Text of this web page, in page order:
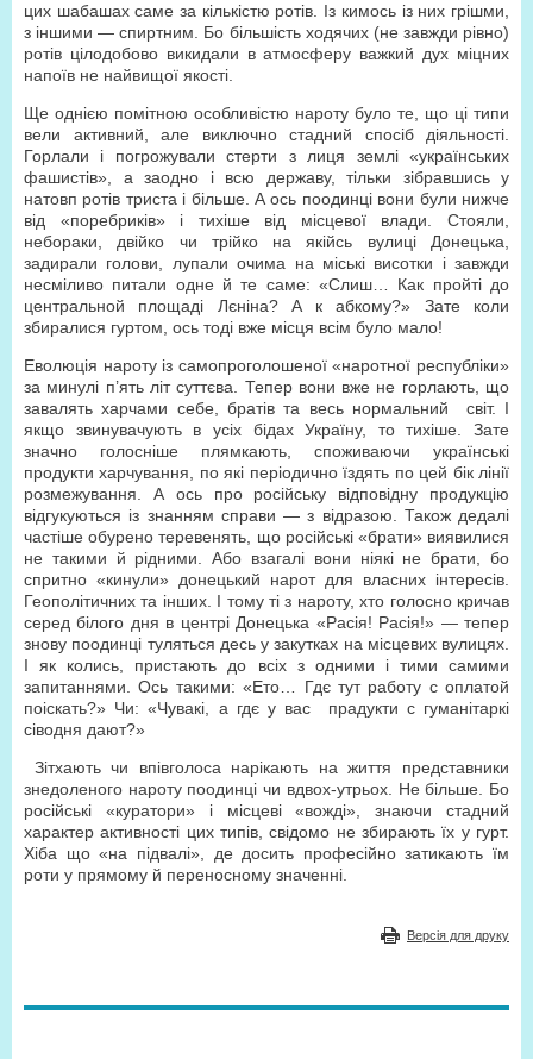
цих шабашах саме за кількістю ротів. Із кимось із них грішми,
з іншими — спиртним. Бо більшість ходячих (не завжди рівно)
ротів цілодобово викидали в атмосферу важкий дух міцних
напоїв не найвищої якості.
Ще однією помітною особливістю нароту було те, що ці типи
вели активний, але виключно стадний спосіб діяльності.
Горлали і погрожували стерти з лиця землі «українських
фашистів», а заодно і всю державу, тільки зібравшись у
натовп ротів триста і більше. А ось поодинці вони були нижче
від «поребриків» і тихіше від місцевої влади. Стояли,
небораки, двійко чи трійко на якійсь вулиці Донецька,
задирали голови, лупали очима на міські висотки і завжди
несміливо питали одне й те саме: «Слиш… Как пройті до
центральной площаді Лєніна? А к абкому?» Зате коли
збиралися гуртом, ось тоді вже місця всім було мало!
Еволюція нароту із самопроголошеної «наротної республіки»
за минулі п’ять літ суттєва. Тепер вони вже не горлають, що
завалять харчами себе, братів та весь нормальний світ. І
якщо звинувачують в усіх бідах Україну, то тихіше. Зате
значно голосніше плямкають, споживаючи українські
продукти харчування, по які періодично їздять по цей бік лінії
розмежування. А ось про російську відповідну продукцію
відгукуються із знанням справи — з відразою. Також дедалі
частіше обурено теревенять, що російські «брати» виявилися
не такими й рідними. Або взагалі вони ніякі не брати, бо
спритно «кинули» донецький нарот для власних інтересів.
Геополітичних та інших. І тому ті з нароту, хто голосно кричав
серед білого дня в центрі Донецька «Расія! Расія!» — тепер
знову поодинці туляться десь у закутках на місцевих вулицях.
І як колись, пристають до всіх з одними і тими самими
запитаннями. Ось такими: «Ето… Гдє тут работу с оплатой
поіскать?» Чи: «Чувакі, а гдє у вас прадукти с гуманітаркі
сіводня дают?»
Зітхають чи впівголоса нарікають на життя представники
знедоленого нароту поодинці чи вдвох-утрьох. Не більше. Бо
російські «куратори» і місцеві «вожді», знаючи стадний
характер активності цих типів, свідомо не збирають їх у гурт.
Хіба що «на підвалі», де досить професійно затикають їм
роти у прямому й переносному значенні.
Версія для друку